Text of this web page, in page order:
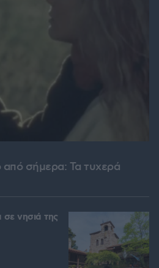
σήμερα: Τα τυχερά
σε νησιά της